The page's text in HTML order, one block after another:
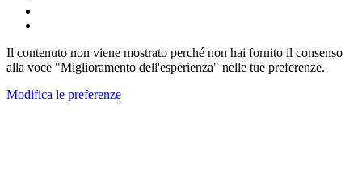
Il contenuto non viene mostrato perché non hai fornito il consenso
alla voce "Miglioramento dell'esperienza" nelle tue preferenze.
Modifica le preferenze